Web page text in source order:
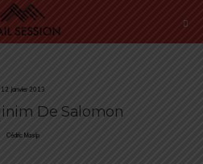
12 Janvier 2013
De Salomon
Cédric Masip